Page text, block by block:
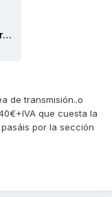
KYMCO DownTown 350i_SK64CB_Part_List.pdf
de transmisión..o
que cuesta la
pasáis por la sección